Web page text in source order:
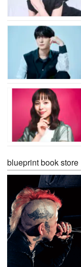
blueprint book store